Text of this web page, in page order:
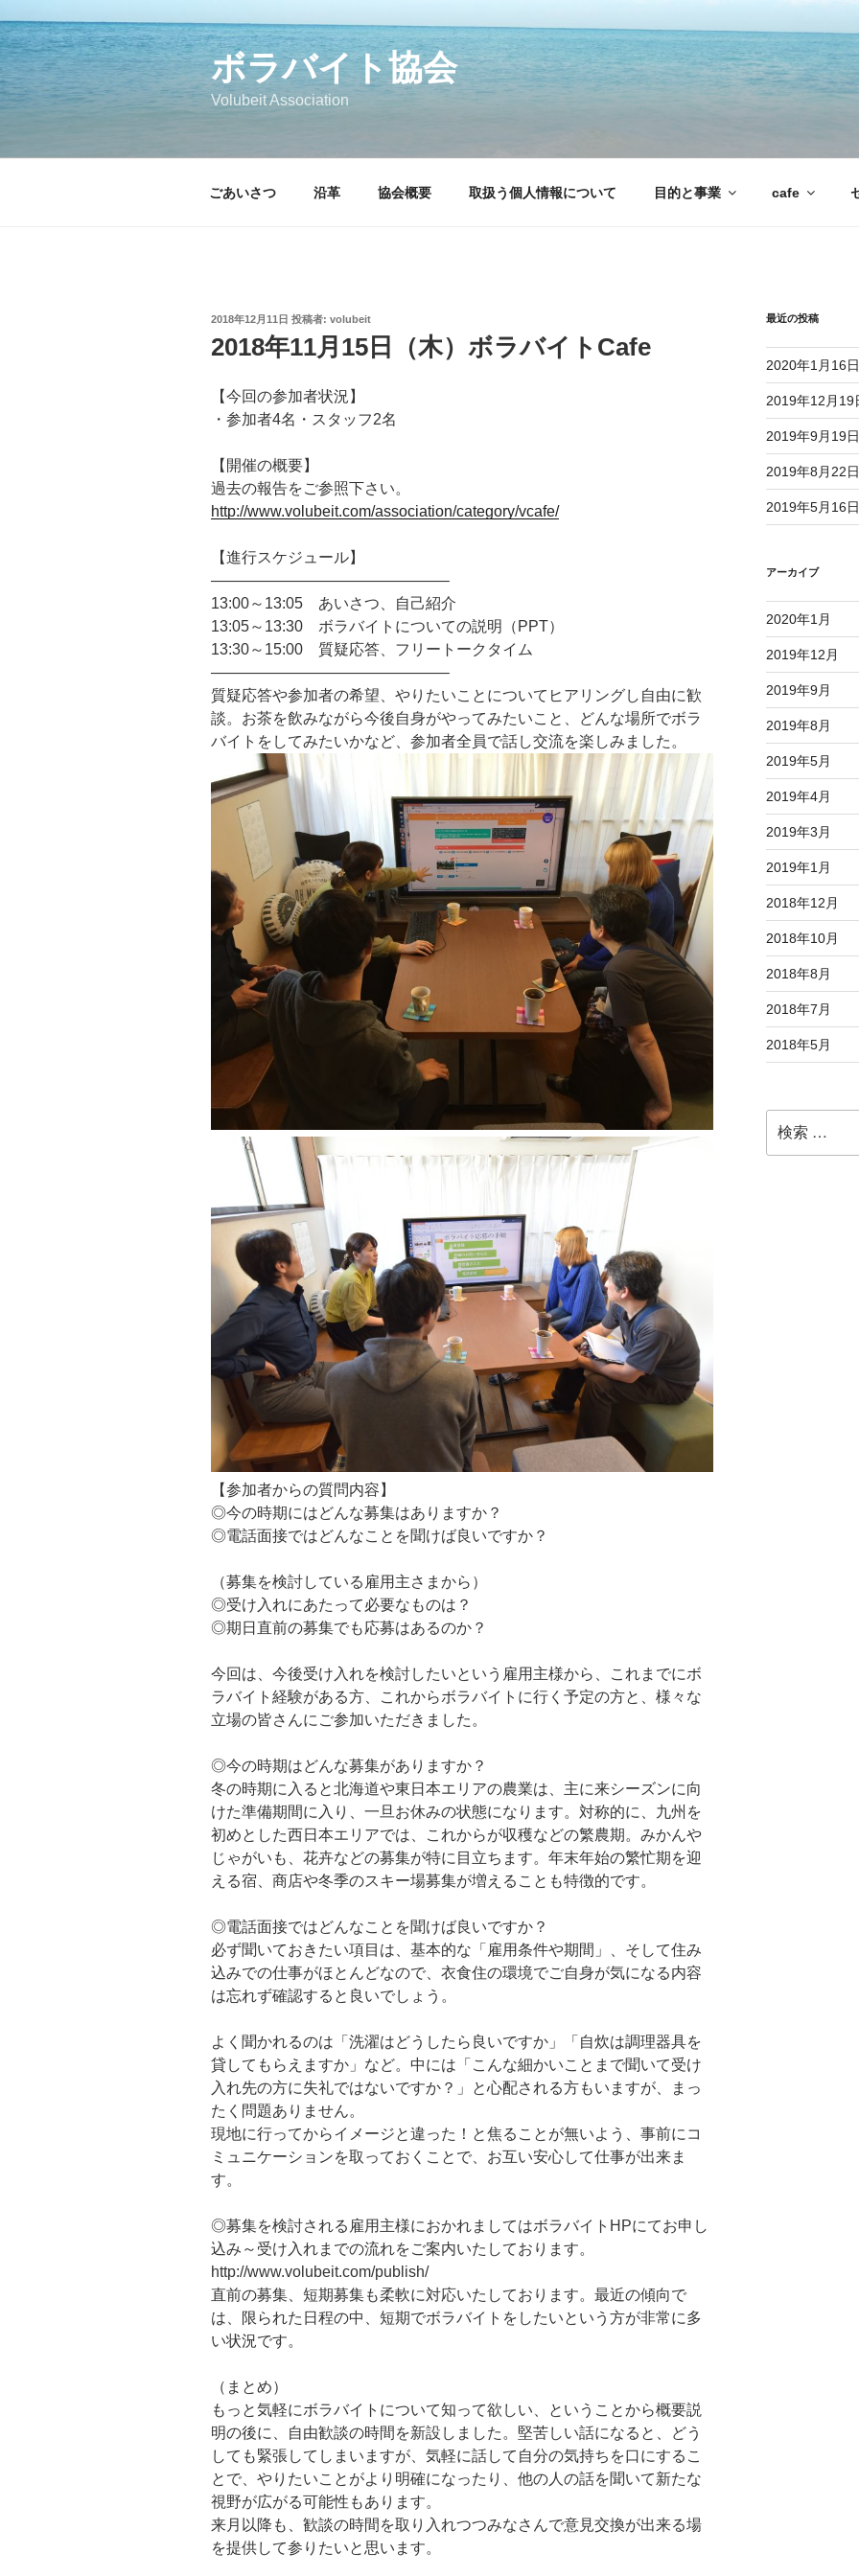
ン
テ
ン
ツ
ボラバイト協会
Volubeit Association
ごあいさつ 沿革 協会概要 取扱う個人情報について 目的と事業 cafe
投
日:
2018年12月11日 投稿者: volubeit
2018年11月15日（木）ボラバイトCafe
【今回の参加者状況】
・参加者4名・スタッフ2名
【開催の概要】
過去の報告をご参照下さい。
http://www.volubeit.com/association/category/vcafe/
【進行スケジュール】
———————————————–
13:00～13:05 あいさつ、自己紹介
13:05～13:30 ボラバイトについての説明（PPT）
13:30～15:00 質疑応答、フリートークタイム
———————————————–
質疑応答や参加者の希望、やりたいことについてヒアリングし自由に歓
談。お茶を飲みながら今後自身がやってみたいこと、どんな場所でボラ
バイトをしてみたいかなど、参加者全員で話し交流を楽しみました。
【参加者からの質問内容】
◎今の時期にはどんな募集はありますか？
◎電話面接ではどんなことを聞けば良いですか？
（募集を検討している雇用主さまから）
◎受け入れにあたって必要なものは？
◎期日直前の募集でも応募はあるのか？
今回は、今後受け入れを検討したいという雇用主様から、これまでにボ
ラバイト経験がある方、これからボラバイトに行く予定の方と、様々な
立場の皆さんにご参加いただきました。
◎今の時期はどんな募集がありますか？
冬の時期に入ると北海道や東日本エリアの農業は、主に来シーズンに向
けた準備期間に入り、一旦お休みの状態になります。対称的に、九州を
初めとした西日本エリアでは、これからが収穫などの繁農期。みかんや
じゃがいも、花卉などの募集が特に目立ちます。年末年始の繁忙期を迎
える宿、商店や冬季のスキー場募集が増えることも特徴的です。
◎電話面接ではどんなことを聞けば良いですか？
必ず聞いておきたい項目は、基本的な「雇用条件や期間」、そして住み
込みでの仕事がほとんどなので、衣食住の環境でご自身が気になる内容
は忘れず確認すると良いでしょう。
よく聞かれるのは「洗濯はどうしたら良いですか」「自炊は調理器具を
貸してもらえますか」など。中には「こんな細かいことまで聞いて受け
入れ先の方に失礼ではないですか？」と心配される方もいますが、まっ
たく問題ありません。
現地に行ってからイメージと違った！と焦ることが無いよう、事前にコ
ミュニケーションを取っておくことで、お互い安心して仕事が出来ま
す。
◎募集を検討される雇用主様におかれましてはボラバイトHPにてお申し
込み～受け入れまでの流れをご案内いたしております。
http://www.volubeit.com/publish/
直前の募集、短期募集も柔軟に対応いたしております。最近の傾向で
は、限られた日程の中、短期でボラバイトをしたいという方が非常に多
い状況です。
（まとめ）
もっと気軽にボラバイトについて知って欲しい、ということから概要説
明の後に、自由歓談の時間を新設しました。堅苦しい話になると、どう
しても緊張してしまいますが、気軽に話して自分の気持ちを口にするこ
とで、やりたいことがより明確になったり、他の人の話を聞いて新たな
視野が広がる可能性もあります。
来月以降も、歓談の時間を取り入れつつみなさんで意見交換が出来る場
を提供して参りたいと思います。
最近の投稿
2020年1月16
2019年12月19
2019年9月19
2019年8月22
2019年5月16
アーカイブ
2020年1月
2019年12月
2019年9月
2019年8月
2019年5月
2019年4月
2019年3月
2019年1月
2018年12月
2018年10月
2018年8月
2018年7月
2018年5月
索: